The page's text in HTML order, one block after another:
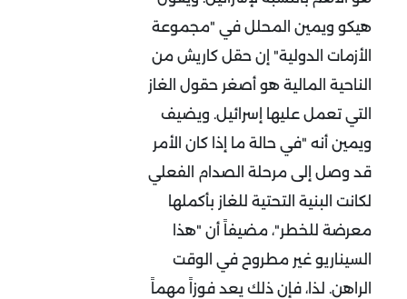
هيكو ويمين المحلل في "مجموعة
الأزمات الدولية" إن حقل كاريش من
الناحية المالية هو أصغر حقول الغاز
التي تعمل عليها إسرائيل. ويضيف
ويمين أنه "في حالة ما إذا كان الأمر
قد وصل إلى مرحلة الصدام الفعلي
لكانت البنية التحتية للغاز بأكملها
معرضة للخطر"، مضيفاً أن "هذا
السيناريو غير مطروح في الوقت
الراهن. لذا، فإن ذلك يعد فوزاً مهماً